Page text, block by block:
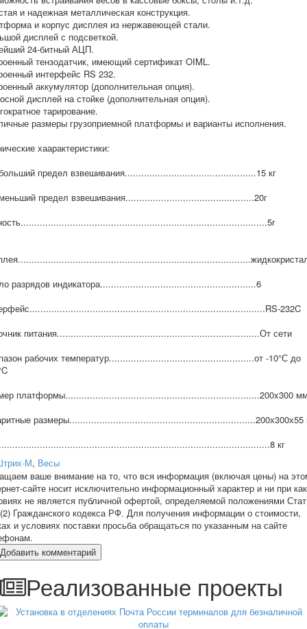
и надежная металлическая конструкция.
и корпус дисплея из нержавеющей стали.
дисплей с подсветкой.
24-битный АЦП.
тензодатчик, имеющий сертификат OIML.
интерфейс RS 232.
аккумулятор (дополнительная опция).
дисплей на стойке (дополнительная опция).
тарирование.
размеры грузоприемной платформы и варианты исполнения.
хаарактеристики:
предел взвешивания................................................15 кг
предел взвешивания...............................................20г
разрядов индикатора.........................................................6
232C
питания..........................................................................От сети
рабочих температур.....................................................от -10°С до
платформы.......................................................................200x300
кг
М, Весы
ваше внимание на то, что вся информация (включая цены) на
сайте носит исключительно информационный характер и ни при
не является публичной офертой, определяемой положениями
Гражданского кодекса РФ. Для получения информации о стоимости,
и условиях поставки просьба обращаться по указанным на сайте
Добавить комментарий
Реализованные проекты